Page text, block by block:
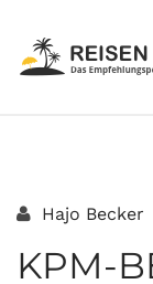
Hajo Becker
KPM-